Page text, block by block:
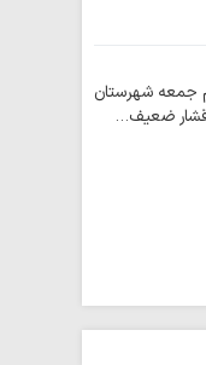
جمعه شهرستان
ضعیف…